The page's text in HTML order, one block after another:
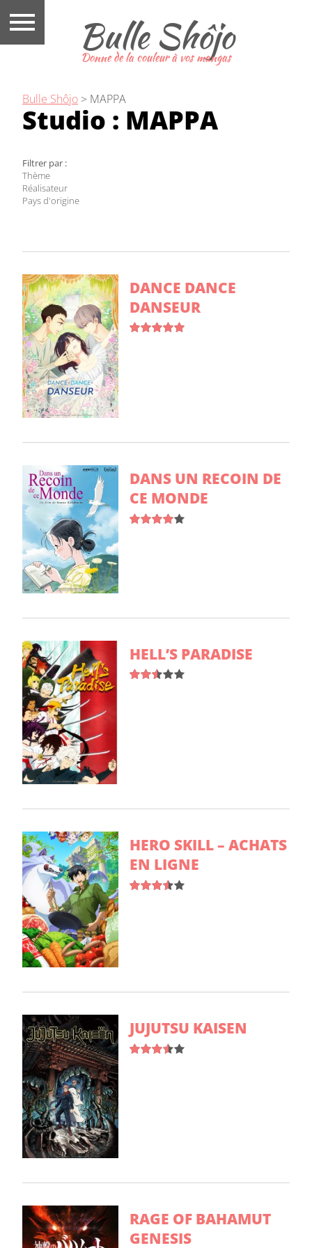
Bulle Shôjo
Donne de la couleur à vos mangas
Bulle Shôjo > MAPPA
Studio : MAPPA
Filtrer par :
Thème
Réalisateur
Pays d'origine
DANCE DANCE
DANSEUR
DANS UN RECOIN DE
CE MONDE
HELL’S PARADISE
HERO SKILL – ACHATS
EN LIGNE
JUJUTSU KAISEN
RAGE OF BAHAMUT
GENESIS